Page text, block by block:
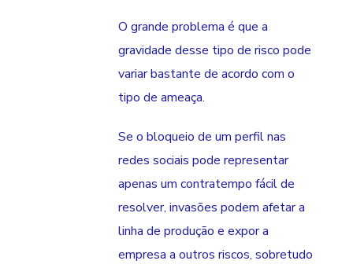
O grande problema é que a
gravidade desse tipo de risco pode
variar bastante de acordo com o
tipo de ameaça.
Se o bloqueio de um perfil nas
redes sociais pode representar
apenas um contratempo fácil de
resolver, invasões podem afetar a
linha de produção e expor a
empresa a outros riscos, sobretudo